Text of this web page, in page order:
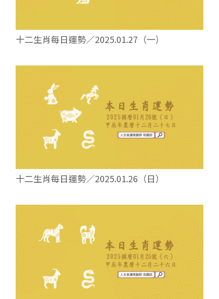
十二生肖每日運勢／2025.01.27（一）
十二生肖每日運勢／2025.01.26（日）